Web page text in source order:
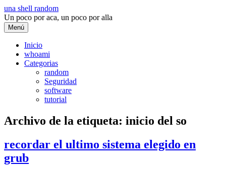
Saltar
al
contenido
una shell random
Un poco por aca, un poco por alla
Menú
Inicio
whoami
Categorias
random
Seguridad
software
tutorial
Archivo de la etiqueta: inicio del so
recordar el ultimo sistema elegido en
grub